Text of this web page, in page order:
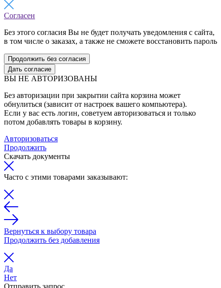
Согласен
Без этого согласия Вы не будет получать уведомления с сайта,
в том числе о заказах, а также не сможете восстановить пароль
Продолжить без согласия
Дать согласие
ВЫ НЕ АВТОРИЗОВАНЫ
Без авторизации при закрытии сайта корзина может
обнулиться (зависит от настроек вашего компьютера).
Если у вас есть логин, советуем авторизоваться и только
потом добавлять товары в корзину.
Авторизоваться
Продолжить
Скачать документы
Часто с этими товарами заказывают:
Вернуться к выбору товара
Продолжить без добавления
Да
Нет